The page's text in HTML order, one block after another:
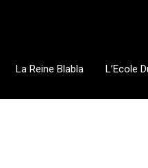
La Reine Blabla L’Ecole